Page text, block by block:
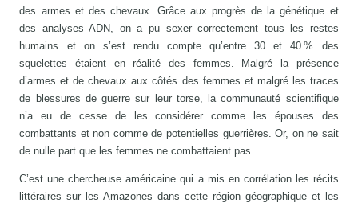
des armes et des chevaux. Grâce aux progrès de la génétique et
des analyses ADN, on a pu sexer correctement tous les restes
humains et on s’est rendu compte qu’entre 30 et 40 % des
squelettes étaient en réalité des femmes. Malgré la présence
d’armes et de chevaux aux côtés des femmes et malgré les traces
de blessures de guerre sur leur torse, la communauté scientifique
n’a eu de cesse de les considérer comme les épouses des
combattants et non comme de potentielles guerrières. Or, on ne sait
de nulle part que les femmes ne combattaient pas.
C’est une chercheuse américaine qui a mis en corrélation les récits
littéraires sur les Amazones dans cette région géographique et les